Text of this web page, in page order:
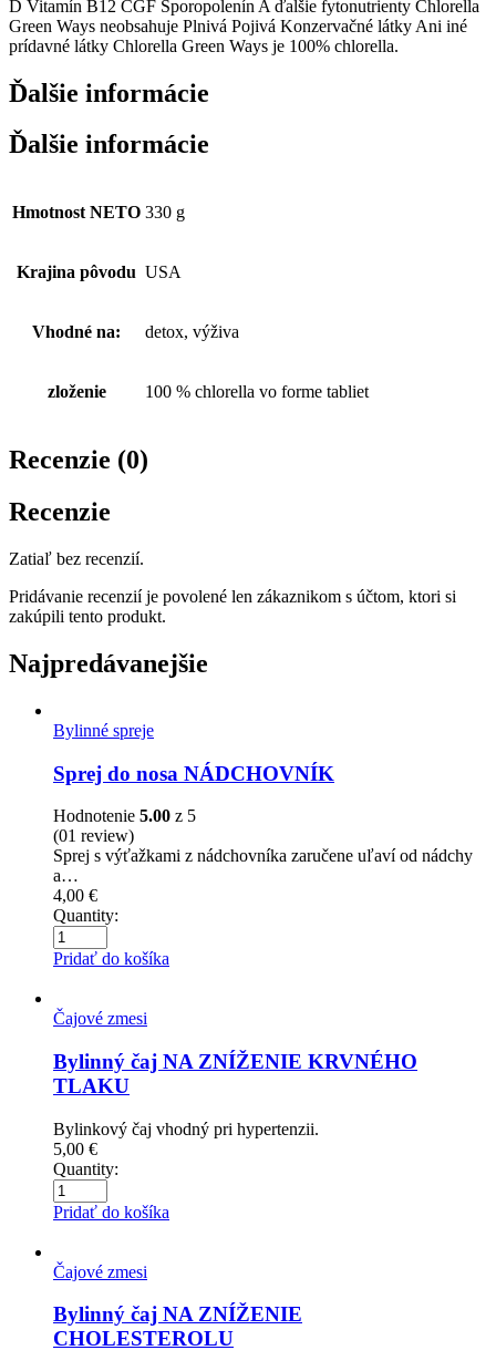
D Vitamín B12 CGF Sporopolenín A ďalšie fytonutrienty Chlorella
Green Ways neobsahuje Plnivá Pojivá Konzervačné látky Ani iné
prídavné látky Chlorella Green Ways je 100% chlorella.
Ďalšie informácie
Ďalšie informácie
Hmotnost NETO 330 g
Krajina pôvodu USA
Vhodné na: detox, výživa
zloženie 100 % chlorella vo forme tabliet
Recenzie (0)
Recenzie
Zatiaľ bez recenzií.
Pridávanie recenzií je povolené len zákaznikom s účtom, ktori si
zakúpili tento produkt.
Najpredávanejšie
Bylinné spreje
Sprej do nosa NÁDCHOVNÍK
Hodnotenie 5.00 z 5
(01 review)
Sprej s výťažkami z nádchovníka zaručene uľaví od nádchy
a…
4,00 €
Quantity:
Pridať do košíka
Čajové zmesi
Bylinný čaj NA ZNÍŽENIE KRVNÉHO
TLAKU
Bylinkový čaj vhodný pri hypertenzii.
5,00 €
Quantity:
Pridať do košíka
Čajové zmesi
Bylinný čaj NA ZNÍŽENIE
CHOLESTEROLU